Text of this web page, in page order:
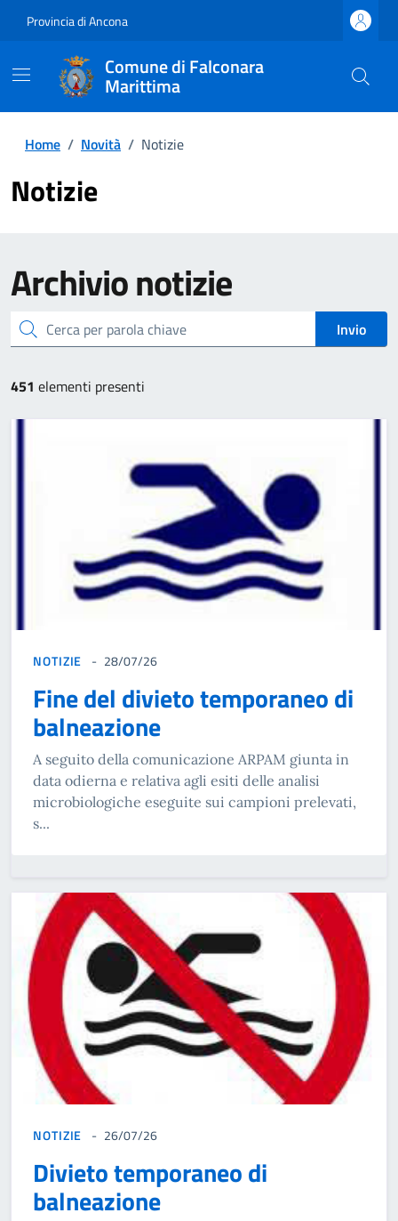
Provincia di Ancona
Comune di Falconara
Marittima
Home / Novità / Notizie
Notizie
Archivionotizie
cerca Invio
451 elementi presenti
NOTIZIE 28/07/26
Fine del divieto temporaneo di
balneazione
A seguito della comunicazione ARPAM giunta in
data odierna e relativa agli esiti delle analisi
microbiologiche eseguite sui campioni prelevati,
s...
NOTIZIE 26/07/26
Divieto temporaneo di
balneazione